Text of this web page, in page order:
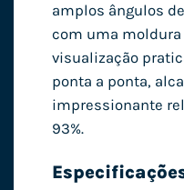
amplos ângulos
com uma
visualização
ponta a ponta,
impressionante
93%.